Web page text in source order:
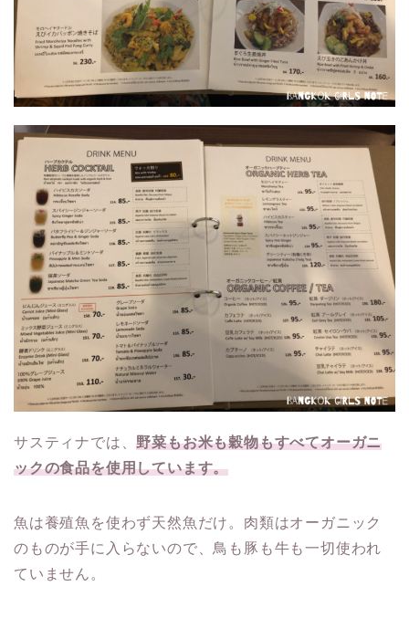
サスティナでは、野菜もお米も穀物もすべてオーガニ
ックの食品を使用しています。
魚は養殖魚を使わず天然魚だけ。肉類はオーガニック
のものが手に入らないので、鳥も豚も牛も一切使われ
ていません。